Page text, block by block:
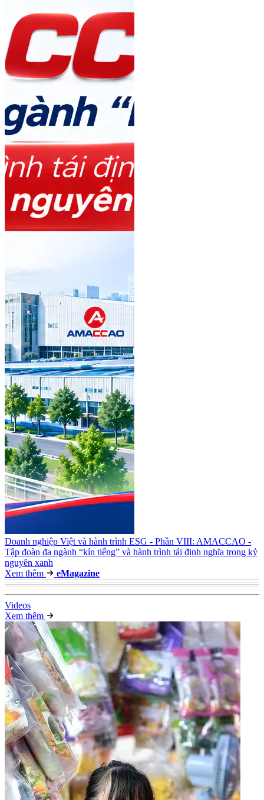
Doanh nghiệp Việt và hành trình ESG - Phần VIII: AMACCAO -
Tập đoàn đa ngành “kín tiếng” và hành trình tái định nghĩa trong kỷ
nguyên xanh
Xem thêm
eMagazine
Videos
Xem thêm